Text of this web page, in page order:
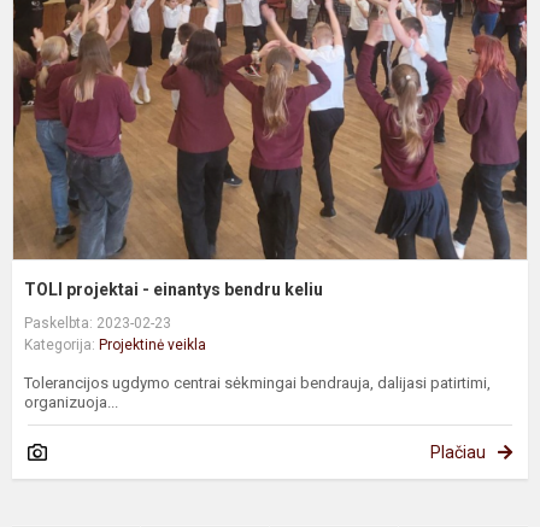
TOLI projektai - einantys bendru keliu
Paskelbta: 2023-02-23
Kategorija: Projektinė veikla
Tolerancijos ugdymo centrai sėkmingai bendrauja, dalijasi patirtimi,
organizuoja...
Plačiau